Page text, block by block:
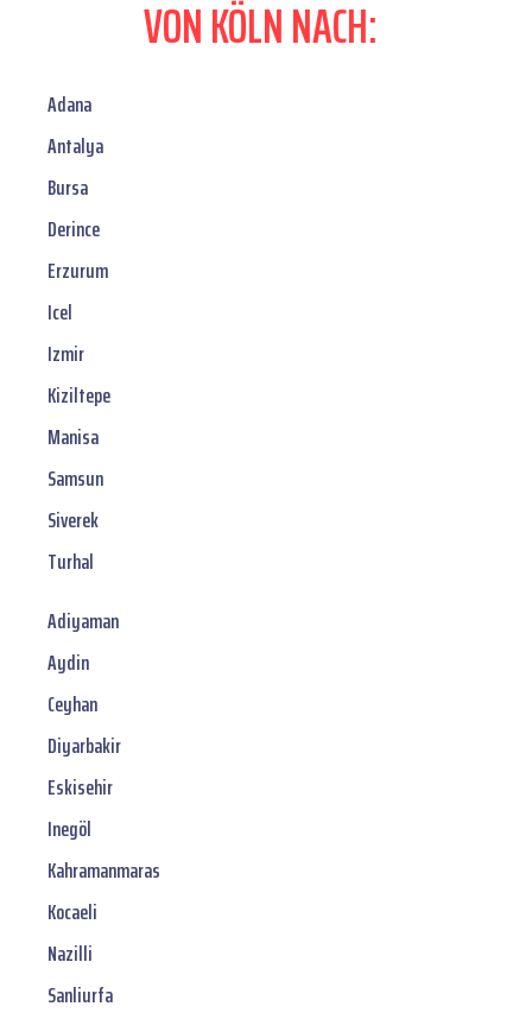
VON KÖLN NACH:
Adana
Antalya
Bursa
Derince
Erzurum
Icel
Izmir
Kiziltepe
Manisa
Samsun
Siverek
Turhal
Adiyaman
Aydin
Ceyhan
Diyarbakir
Eskisehir
Inegöl
Kahramanmaras
Kocaeli
Nazilli
Sanliurfa